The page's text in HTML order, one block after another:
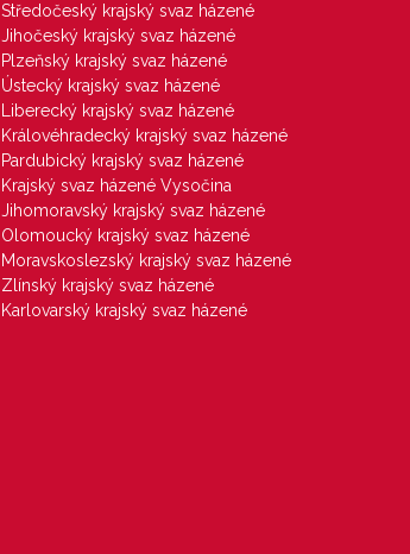
Středočeský krajský svaz házené
Jihočeský krajský svaz házené
Plzeňský krajský svaz házené
Ústecký krajský svaz házené
Liberecký krajský svaz házené
Královéhradecký krajský svaz házené
Pardubický krajský svaz házené
Krajský svaz házené Vysočina
Jihomoravský krajský svaz házené
Olomoucký krajský svaz házené
Moravskoslezský krajský svaz házené
Zlínský krajský svaz házené
Karlovarský krajský svaz házené